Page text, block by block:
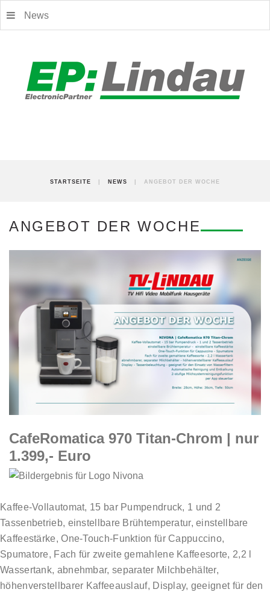
News
STARTSEITE NEWS ANGEBOT DER WOCHE
ANGEBOT DER WOCHE
CafeRomatica 970 Titan-Chrom | nur
1.399,- Euro
Kaffee-Vollautomat, 15 bar Pumpendruck, 1 und 2
Tassenbetrieb, einstellbare Brühtemperatur, einstellbare
Kaffeestärke, One-Touch-Funktion für Cappuccino,
Spumatore, Fach für zweite gemahlene Kaffeesorte, 2,2 l
Wassertank, abnehmbar, separater Milchbehälter,
höhenverstellbarer Kaffeeauslauf, Display, geeignet für den